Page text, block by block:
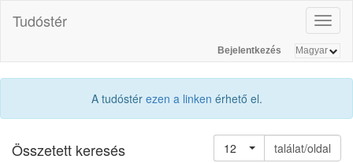
Tudóstér
Bejelentkezés
A tudóstér ezen a linken érhető el.
Összetett keresés 12
találat/oldal